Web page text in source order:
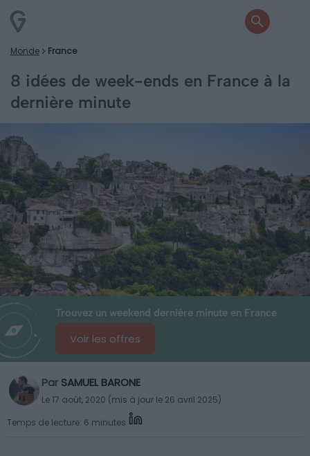
Monde France
8 idées de week-ends en France à la
dernière minute
Trouvez un weekend dernière minute en France
Voir les offres
Par SAMUEL BARONE
Le 17 août, 2020 (mis à jour le 26 avril 2025)
Temps de lecture: 6 minutes